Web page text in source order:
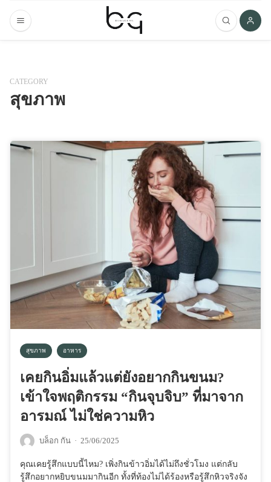
CATEGORY
สุขภาพ
สุขภาพ อาหาร
เคยกินอิ่มแล้วแต่ยังอยากกินขนม?
เข้าใจพฤติกรรม “กินจุบจิบ” ที่มาจาก
อารมณ์ ไม่ใช่ความหิว
บล็อก กัน · 25/06/2025
คุณเคยรู้สึกแบบนี้ไหม? เพิ่งกินข้าวอิ่มได้ไม่ถึงชั่วโมง แต่กลับ
รู้สึกอยากหยิบขนมมากินอีก ทั้งที่ท้องไม่ได้ร้องหรือรู้สึกหิวจริงจัง